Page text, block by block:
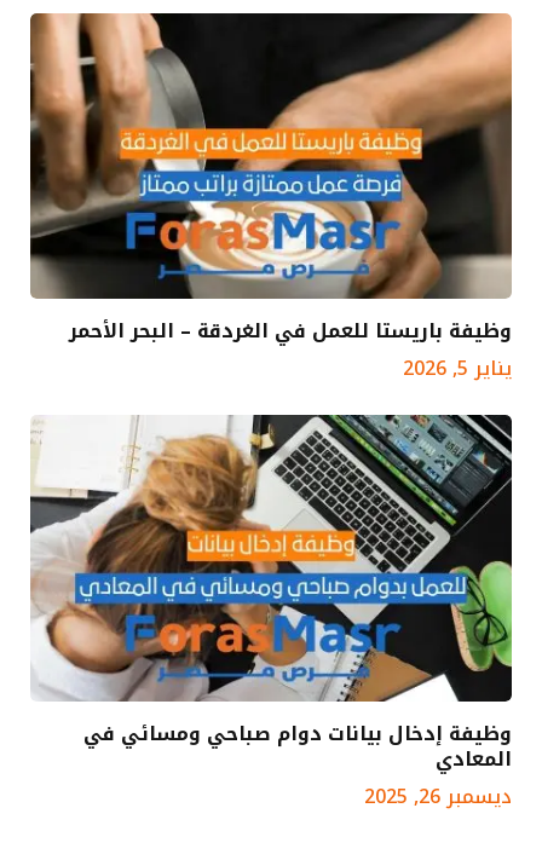
وظيفة باريستا للعمل في الغردقة – البحر الأحمر
يناير 5, 2026
وظيفة إدخال بيانات دوام صباحي ومسائي في
المعادي
ديسمبر 26, 2025